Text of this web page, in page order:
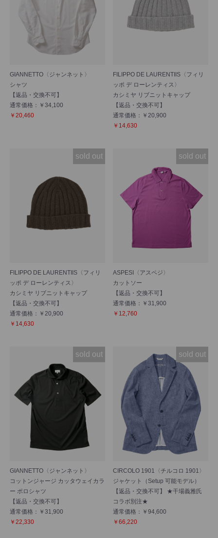
GIANNETTO〈ジャンネット〉
シャツ
【返品・交換不可】
通常価格：￥34,100
￥20,460
FILIPPO DE LAURENTIIS〈フィリ
ッポ デ ローレンティス〉
カシミヤ リブニットキャップ
【返品・交換不可】
通常価格：￥20,900
￥14,630
sold out
FILIPPO DE LAURENTIIS〈フィリ
ッポ デ ローレンティス〉
カシミヤ リブニットキャップ
【返品・交換不可】
通常価格：￥20,900
￥14,630
sold out
ASPESI〈アスペジ〉
カットソー
【返品・交換不可】
通常価格：￥31,900
￥12,760
sold out
GIANNETTO〈ジャンネット〉
コットンジャージ カッタウェイカラ
ー ポロシャツ
【返品・交換不可】
通常価格：￥31,900
￥22,330
sold out
CIRCOLO 1901〈チルコロ 1901〉
ジャケット（Setup 可能モデル）
【返品・交換不可】 ★干場義雅氏
コラボ別注★
通常価格：￥94,600
￥66,220